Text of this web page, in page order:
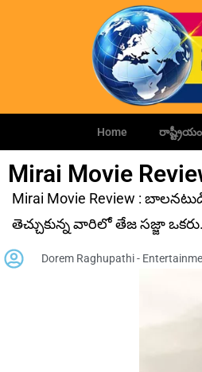
Home రాష్ట్రీయం
Mirai Movie
Mirai Movie Review :
తెచ్చుకున్న వారిలో తేజ సజ్జా
Dorem Raghupathi -